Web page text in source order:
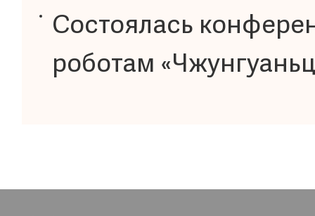
Состоялась
роботам